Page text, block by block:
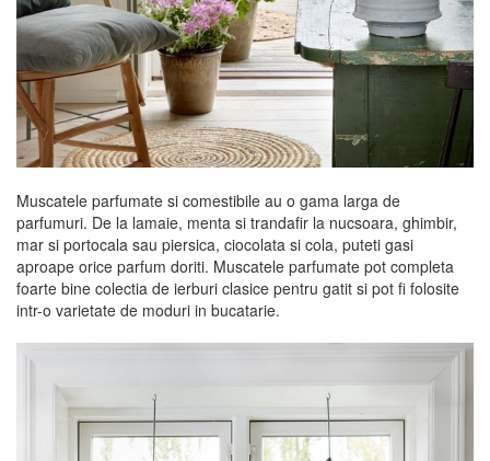
Muscatele parfumate si comestibile au o gama larga de
parfumuri. De la lamaie, menta si trandafir la nucsoara, ghimbir,
mar si portocala sau piersica, ciocolata si cola, puteti gasi
aproape orice parfum doriti. Muscatele parfumate pot completa
foarte bine colectia de ierburi clasice pentru gatit si pot fi folosite
intr-o varietate de moduri in bucatarie.